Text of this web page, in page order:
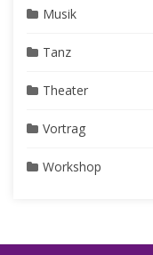
Musik
Tanz
Theater
Vortrag
Workshop